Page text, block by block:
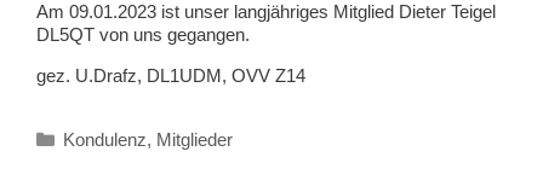
Am 09.01.2023 ist unser langjähriges Mitglied Dieter Teigel
DL5QT von uns gegangen.
gez. U.Drafz, DL1UDM, OVV Z14
Kategorien
Kondulenz, Mitglieder